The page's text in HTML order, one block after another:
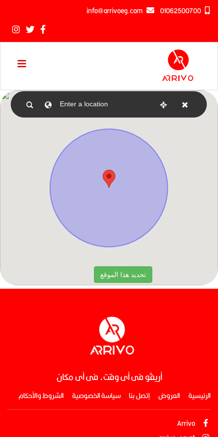
أريڤو فى أى وقت، فى أى مكان
الرئيسية العروض إتصل بنا سياسة الخصوصية الشروط والأحكام
Arrivo